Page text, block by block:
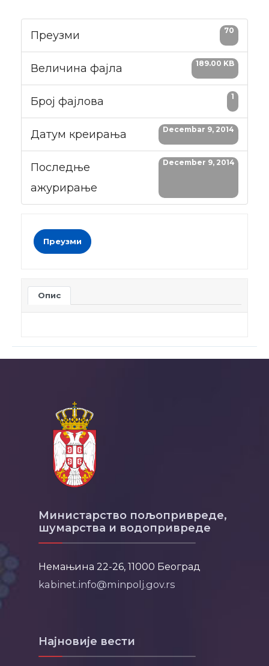
Преузми 70
Величина фајла 189.00 KB
Број фајлова 1
Датум креирања Decembar 9, 2014
Последње
ажурирање
December 9, 2014
Преузми
Опис
Министарство пољопривреде,
шумарства и водопривреде
Немањина 22-26, 11000 Београд
kabinet.info@minpolj.gov.rs
Најновије вести